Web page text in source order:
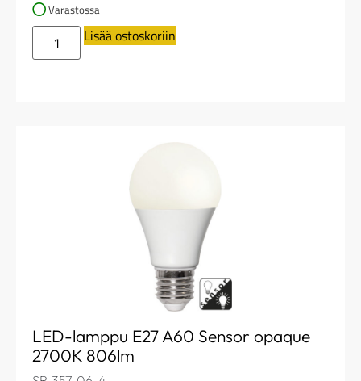
Varastossa
Lisää ostoskoriin
LED-lamppu E27 A60 Sensor opaque
2700K 806lm